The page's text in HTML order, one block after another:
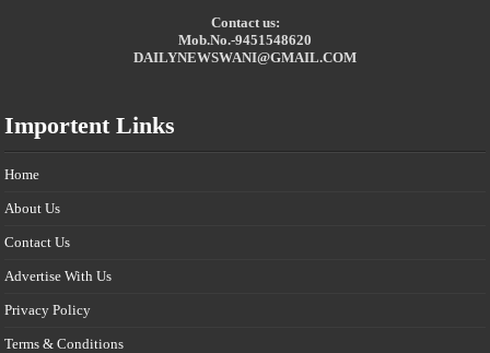
Contact us:
Mob.No.-9451548620
DAILYNEWSWANI@GMAIL.COM
Importent Links
Home
About Us
Contact Us
Advertise With Us
Privacy Policy
Terms & Conditions